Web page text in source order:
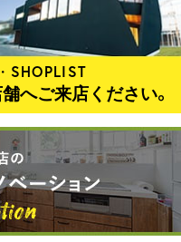
SHOPLIST
へご来店ください。